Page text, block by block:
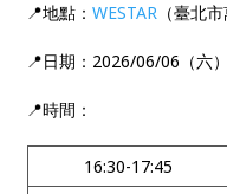
📍地點：WESTAR （臺北
📍日期：2026/06/06（六）
📍時間：
16:30-17:45